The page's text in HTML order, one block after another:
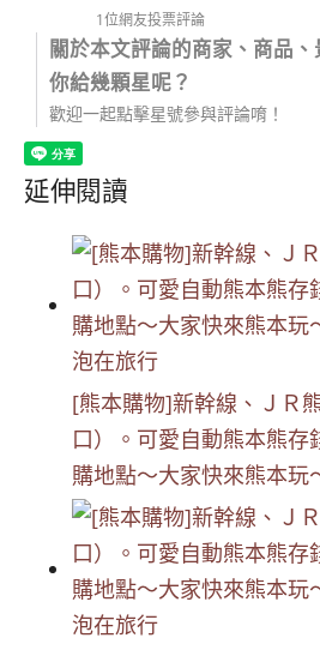
1位網友投票評論
關於本文評論的商家、商品、
你給幾顆星呢？
歡迎一起點擊星號參與評論唷！
延伸閱讀
[熊本購物]新幹線、ＪＲ
口）。可愛自動熊本熊存
購地點～大家快來熊本玩